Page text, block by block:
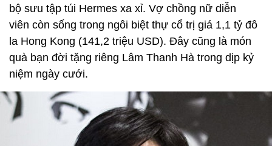
bộ sưu tập túi Hermes xa xỉ. Vợ chồng nữ diễn
viên còn sống trong ngôi biệt thự cổ trị giá 1,1 tỷ đô
la Hong Kong (141,2 triệu USD). Đây cũng là món
quà bạn đời tặng riêng Lâm Thanh Hà trong dịp kỷ
niệm ngày cưới.